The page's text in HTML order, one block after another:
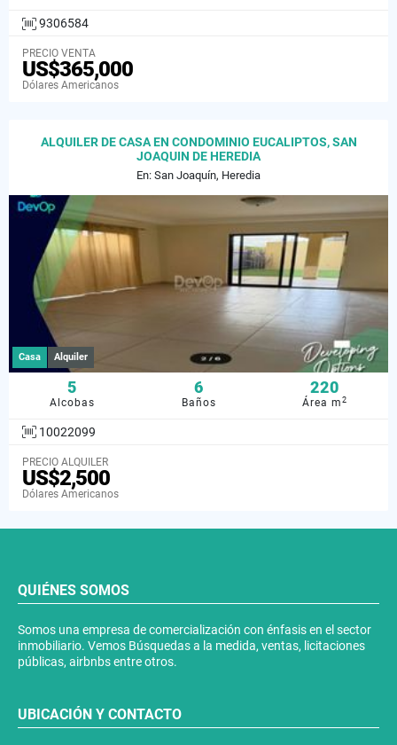
9306584
PRECIO VENTA
US$365,000
Dólares Americanos
ALQUILER DE CASA EN CONDOMINIO EUCALIPTOS, SAN
JOAQUIN DE HEREDIA
En: San Joaquín, Heredia
Casa Alquiler
5
Alcobas
6
Baños
220
Área m2
10022099
PRECIO ALQUILER
US$2,500
Dólares Americanos
QUIÉNES SOMOS
Somos una empresa de comercialización con énfasis en el sector
inmobiliario. Vemos Búsquedas a la medida, ventas, licitaciones
públicas, airbnbs entre otros.
UBICACIÓN Y CONTACTO